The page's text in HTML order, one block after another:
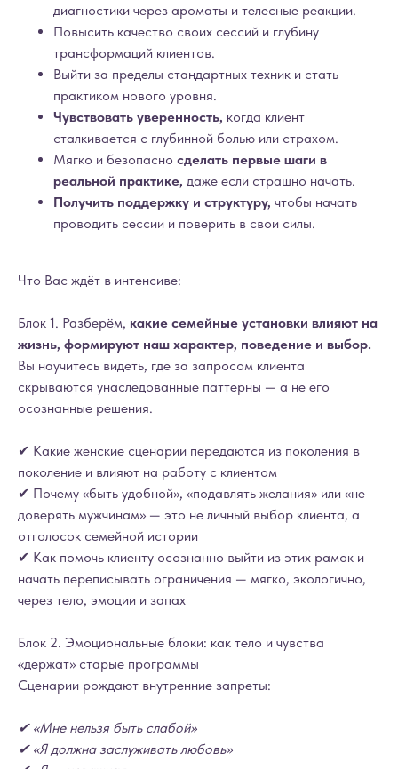
диагностики через ароматы и телесные реакции.
Повысить качество своих сессий и глубину
трансформаций клиентов.
Выйти за пределы стандартных техник и стать
практиком нового уровня.
Чувствовать уверенность, когда клиент
сталкивается с глубинной болью или страхом.
Мягко и безопасно сделать первые шаги в
реальной практике, даже если страшно начать.
Получить поддержку и структуру, чтобы начать
проводить сессии и поверить в свои силы.
Что Вас ждёт в интенсиве:
Блок 1. Разберём, какие семейные установки влияют на
жизнь, формируют наш характер, поведение и выбор.
Вы научитесь видеть, где за запросом клиента
скрываются унаследованные паттерны — а не его
осознанные решения.
✔ Какие женские сценарии передаются из поколения в
поколение и влияют на работу с клиентом
✔ Почему «быть удобной», «подавлять желания» или «не
доверять мужчинам» — это не личный выбор клиента, а
отголосок семейной истории
✔ Как помочь клиенту осознанно выйти из этих рамок и
начать переписывать ограничения — мягко, экологично,
через тело, эмоции и запах
Блок 2. Эмоциональные блоки: как тело и чувства
«держат» старые программы
Сценарии рождают внутренние запреты:
✔ «Мне нельзя быть слабой»
✔ «Я должна заслуживать любовь»